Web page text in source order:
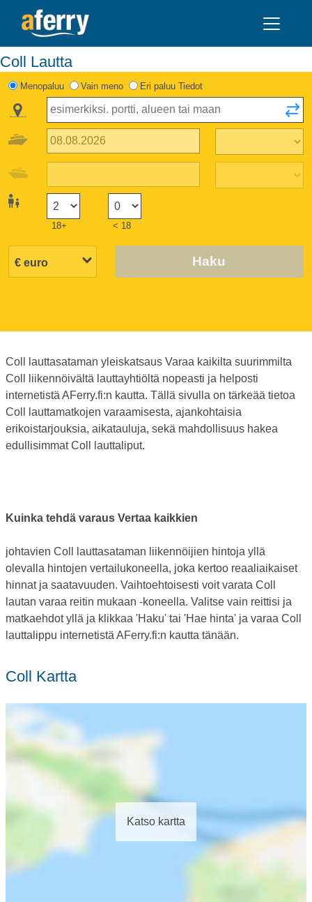
Coll Lautta
Menopaluu Vain meno Eri paluu Tiedot
18+ < 18
Haku
Coll lauttasataman yleiskatsaus Varaa kaikilta suurimmilta
Coll liikennöivältä lauttayhtiöltä nopeasti ja helposti
internetistä AFerry.fi:n kautta. Tällä sivulla on tärkeää tietoa
Coll lauttamatkojen varaamisesta, ajankohtaisia
erikoistarjouksia, aikatauluja, sekä mahdollisuus hakea
edullisimmat Coll lauttaliput.
Kuinka tehdä varaus Vertaa kaikkien
johtavien Coll lauttasataman liikennöijien hintoja yllä
olevalla hintojen vertailukoneella, joka kertoo reaaliaikaiset
hinnat ja saatavuuden. Vaihtoehtoisesti voit varata Coll
lautan varaa reitin mukaan -koneella. Valitse vain reittisi ja
matkaehdot yllä ja klikkaa 'Haku' tai 'Hae hinta' ja varaa Coll
lauttalippu internetistä AFerry.fi:n kautta tänään.
Coll Kartta
Katso kartta